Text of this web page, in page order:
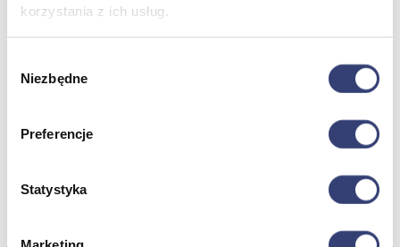
korzystania z ich usług.
zgody
Niezbędne
Preferencje
Statystyka
Pojemniki i worki na odpady
Materiały opatrunkowe